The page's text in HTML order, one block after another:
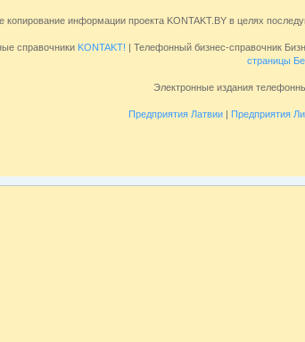
копирование информации проекта KONTAKT.BY в целях
справочникиKONTAKT! | Телефонный бизнес-справочник
страницы
Электронные издания
Предприятия Латвии | Предприятия